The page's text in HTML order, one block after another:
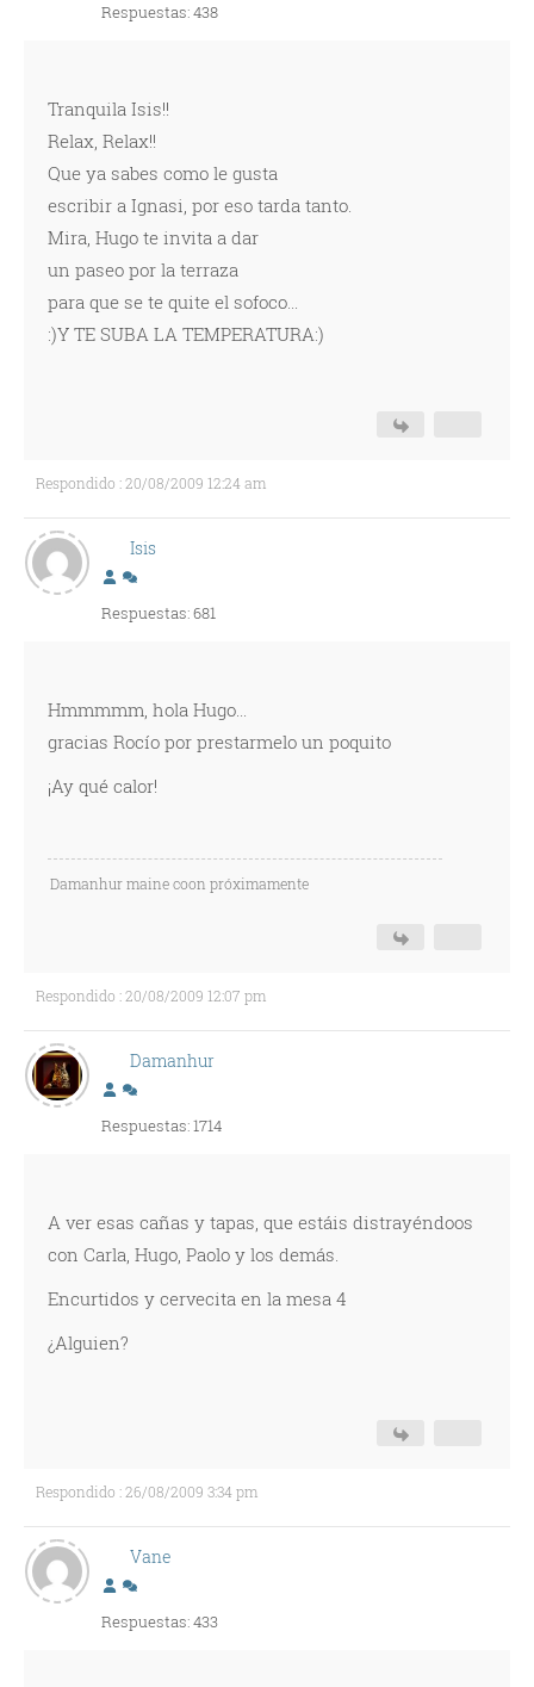
Respuestas: 438
Tranquila Isis!!
Relax, Relax!!
Que ya sabes como le gusta
escribir a Ignasi, por eso tarda tanto.
Mira, Hugo te invita a dar
un paseo por la terraza
para que se te quite el sofoco...
:)Y TE SUBA LA TEMPERATURA:)
Respondido : 20/08/2009 12:24 am
Isis
Respuestas: 681
Hmmmmm, hola Hugo...
gracias Rocío por prestarmelo un poquito
¡Ay qué calor!
Damanhur maine coon próximamente
Respondido : 20/08/2009 12:07 pm
Damanhur
Respuestas: 1714
A ver esas cañas y tapas, que estáis distrayéndoos
con Carla, Hugo, Paolo y los demás.
Encurtidos y cervecita en la mesa 4
¿Alguien?
Respondido : 26/08/2009 3:34 pm
Vane
Respuestas: 433